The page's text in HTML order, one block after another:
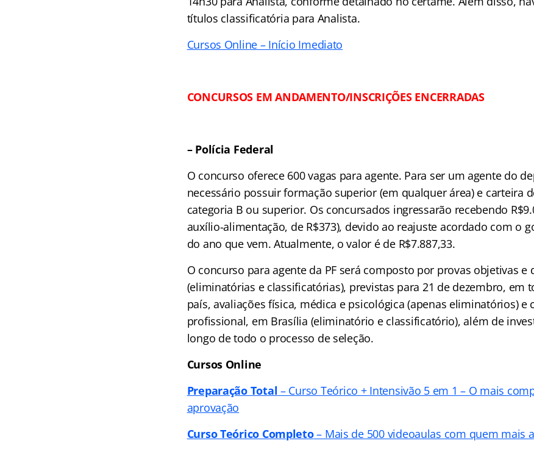
títulos classificatória para Analista.
Cursos Online – Início Imediato
CONCURSOS EM ANDAMENTO/INSCRIÇÕES ENCERRADAS
– Polícia Federal
O concurso oferece 600 vagas para agente. Para ser um agente do
necessário possuir formação superior (em qualquer área) e carteira
categoria B ou superior. Os concursados ingressarão recebendo
auxílio-alimentação, de R$373), devido ao reajuste acordado com o
do ano que vem. Atualmente, o valor é de R$7.887,33.
O concurso para agente da PF será composto por provas objetivas e
(eliminatórias e classificatórias), previstas para 21 de dezembro, em
país, avaliações física, médica e psicológica (apenas eliminatórios) e
profissional, em Brasília (eliminatório e classificatório), além de
longo de todo o processo de seleção.
Cursos Online
Preparação Total – Curso Teórico + Intensivão 5 em 1 – O mais
aprovação
Curso Teórico Completo– Mais de 500 videoaulas com quem mais